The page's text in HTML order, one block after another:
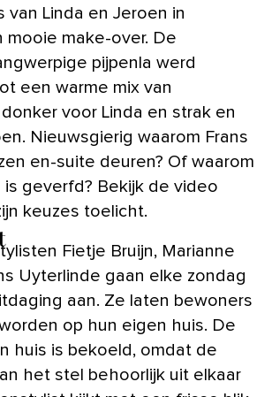
van Linda en Jeroen in
mooie make-over. De
pijpenla werd
een warme mix van
voor Linda en strak en
Nieuwsgierig waarom Frans
en-suite deuren? Of waarom
geverfd? Bekijk de video
keuzes toelicht.
Fietje Bruijn, Marianne
Uyterlinde gaan elke zondag
aan. Ze laten bewoners
op hun eigen huis. De
huis is bekoeld, omdat de
het stel behoorlijk uit elkaar